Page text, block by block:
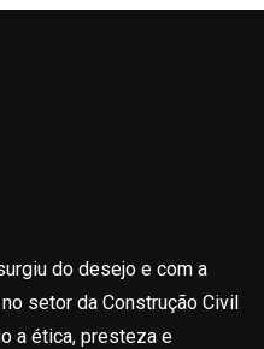
do desejo e com a
setor da Construção Civil
a ética, presteza e